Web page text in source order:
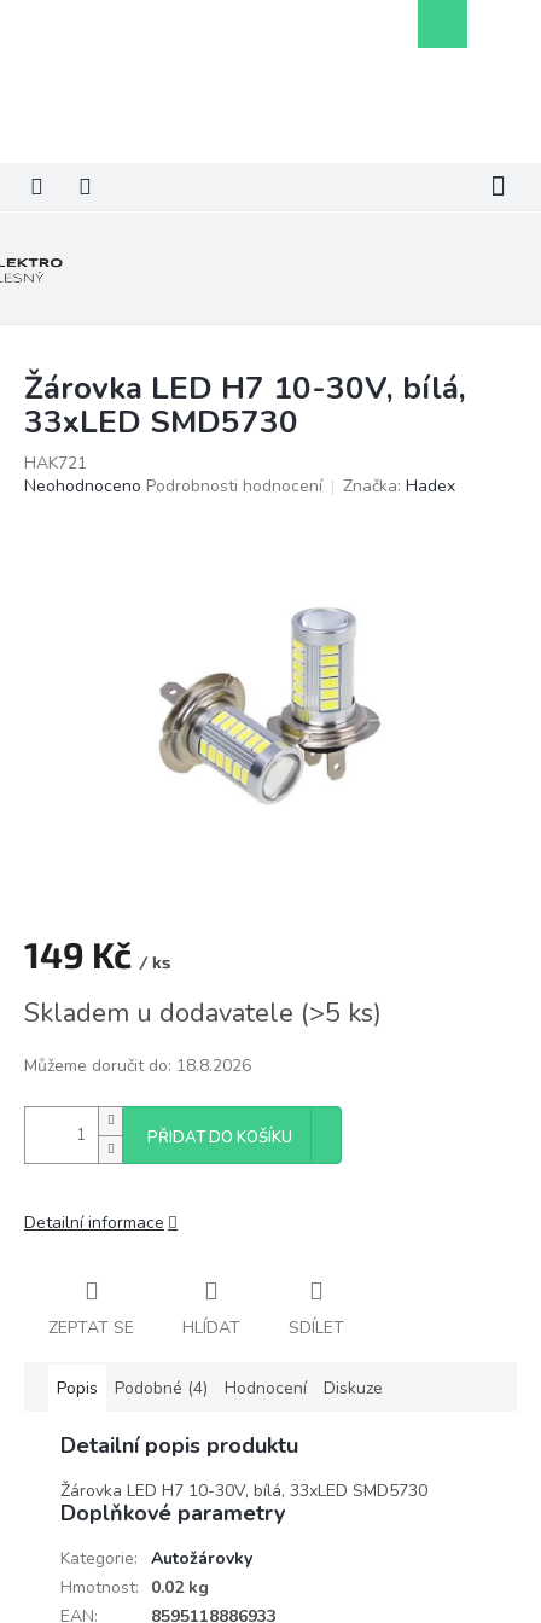
košík
Žárovka LED H7 10-30V, bílá,
33xLED SMD5730
HAK721
Průměrné
Neohodnoceno Podrobnosti hodnocení Značka: Hadex
149 Kč / ks
cena:
Skladem u dodavatele (>5 ks)
Můžeme doručit do: 18.8.2026
PŘIDAT DO KOŠÍKU
Detailní informace
ZEPTAT SE HLÍDAT SDÍLET
Popis Podobné (4) Hodnocení Diskuze
Detailní popis produktu
Žárovka LED H7 10-30V, bílá, 33xLED SMD5730
Doplňkové parametry
Kategorie:
Autožárovky
Hmotnost:
0.02 kg
EAN: 8595118886933